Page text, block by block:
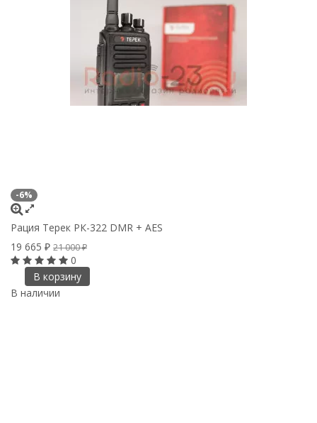
-6%
Рация Терек РК-322 DMR + AES
19 665 ₽ 21 000₽
0
В корзину
В наличии